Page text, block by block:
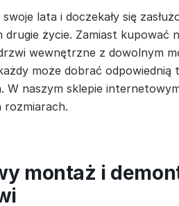
lata i doczekały się
drugie życie. Zamiast kupować
wewnętrzne z dowolnym
może dobrać
W naszym sklepie
rozmiarach.
montaż i